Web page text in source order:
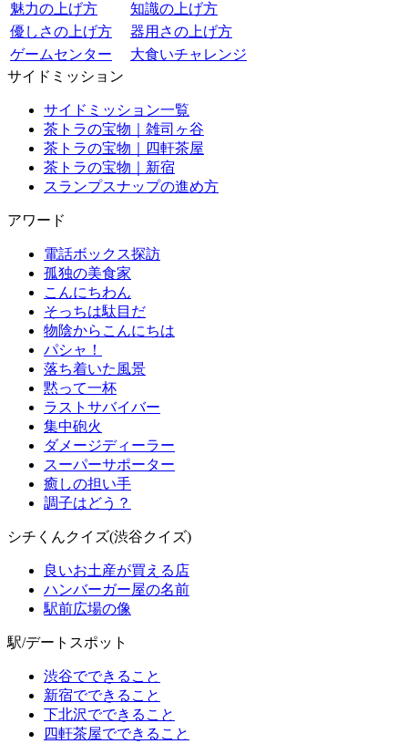
魅力の上げ方
知識の上げ方
優しさの上げ方
器用さの上げ方
ゲームセンター
大食いチャレンジ
サイドミッション
サイドミッション一覧
茶トラの宝物｜雑司ヶ谷
茶トラの宝物｜四軒茶屋
茶トラの宝物｜新宿
スランプスナップの進め方
アワード
電話ボックス探訪
孤独の美食家
こんにちわん
そっちは駄目だ
物陰からこんにちは
パシャ！
落ち着いた風景
黙って一杯
ラストサバイバー
集中砲火
ダメージディーラー
スーパーサポーター
癒しの担い手
調子はどう？
シチくんクイズ(渋谷クイズ)
良いお土産が買える店
ハンバーガー屋の名前
駅前広場の像
駅/デートスポット
渋谷でできること
新宿でできること
下北沢でできること
四軒茶屋でできること